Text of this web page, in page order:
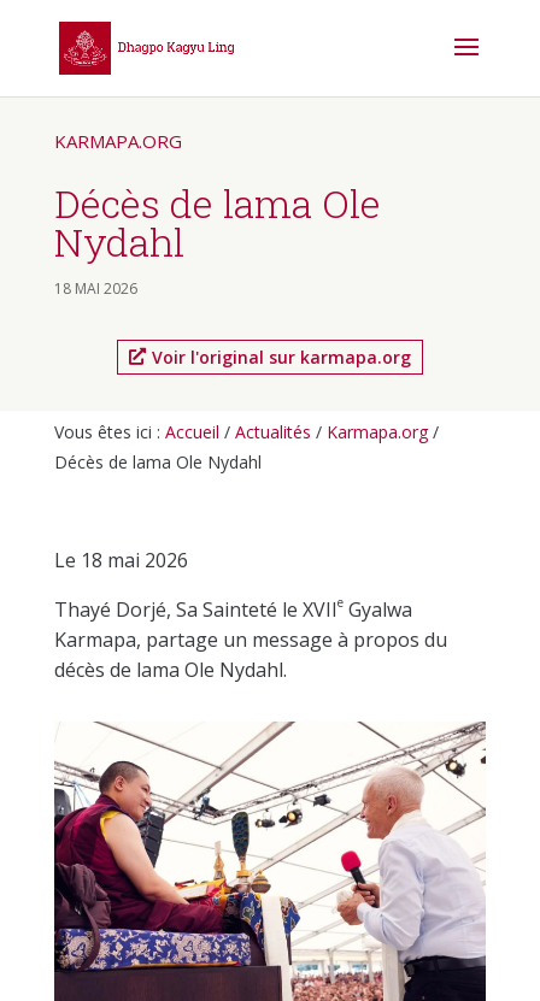
KARMAPA.ORG
Décès de lama Ole
Nydahl
18 MAI 2026
Voir l'original sur karmapa.org
Vous êtes ici : Accueil / Actualités / Karmapa.org/
Décès de lama Ole Nydahl
Le 18 mai 2026
Thayé Dorjé, Sa Sainteté le XVIIeGyalwa
Karmapa, partage un message à propos du
décès de lama Ole Nydahl.